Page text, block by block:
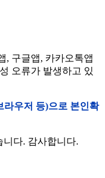
, 구글앱, 카카오톡앱
오류가 발생하고 있
라우저 등)으로 본인확
다. 감사합니다.